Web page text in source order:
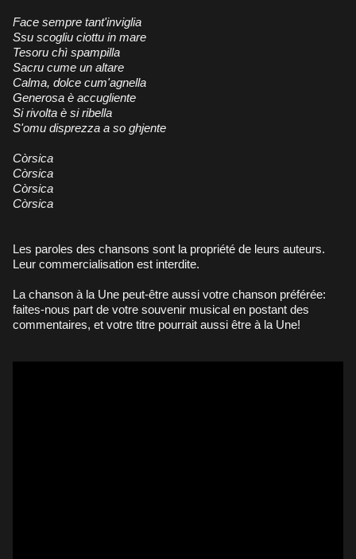
Face sempre tant'inviglia
Ssu scogliu ciottu in mare
Tesoru chì spampilla
Sacru cume un altare
Calma, dolce cum'agnella
Generosa è accugliente
Si rivolta è si ribella
S'omu disprezza a so ghjente
Còrsica
Còrsica
Còrsica
Còrsica
Les paroles des chansons sont la propriété de leurs auteurs.
Leur commercialisation est interdite.
La chanson à la Une peut-être aussi votre chanson préférée:
faites-nous part de votre souvenir musical en postant des
commentaires, et votre titre pourrait aussi être à la Une!